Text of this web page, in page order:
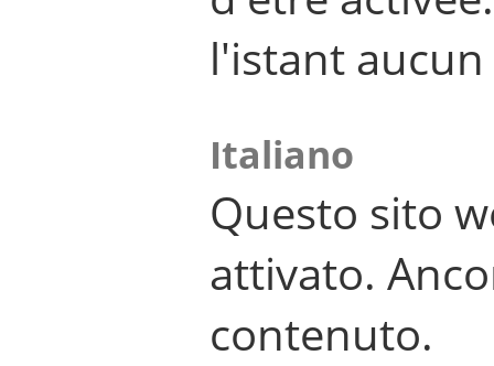
l'istant
Italiano
Questo sito
attivato.
contenuto.